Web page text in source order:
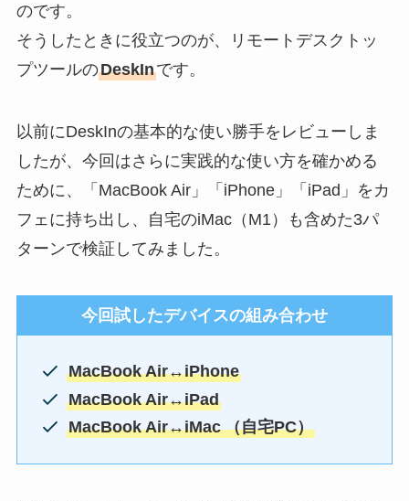
のです。
そうしたときに役立つのが、リモートデスクトッ
プツールのDeskInです。
以前にDeskInの基本的な使い勝手をレビューしま
したが、今回はさらに実践的な使い方を確かめる
ために、「MacBook Air」「iPhone」「iPad」をカ
フェに持ち出し、自宅のiMac（M1）も含めた3パ
ターンで検証してみました。
今回試したデバイスの組み合わせ
MacBook Air↔iPhone
MacBook Air↔iPad
MacBook Air↔iMac （自宅PC）